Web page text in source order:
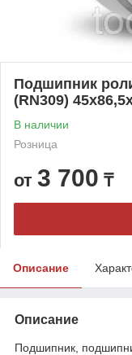
Подшипник
(RN309)
В наличии
Розница
от 3 700 ₸
Описание
Описание
Подшипник,